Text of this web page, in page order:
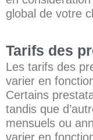
global de votre
Tarifs des
Les tarifs des
varier en
Certains
tandis que
mensuels ou
varier en